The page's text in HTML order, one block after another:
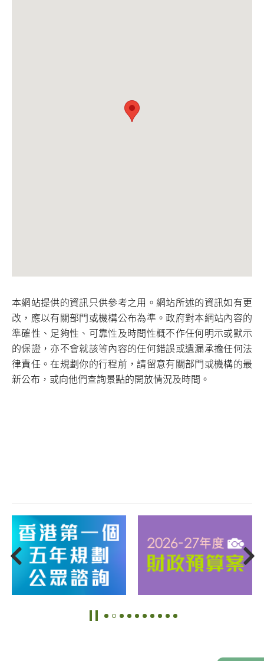
本網站提供的資訊只供參考之用。網站所述的資訊如有更
改，應以有關部門或機構公布為準。政府對本網站內容的
準確性、足夠性、可靠性及時間性概不作任何明示或默示
的保證，亦不會就該等內容的任何錯誤或遺漏承擔任何法
律責任。在規劃你的行程前，請留意有關部門或機構的最
新公布，或向他們查詢景點的開放情況及時間。